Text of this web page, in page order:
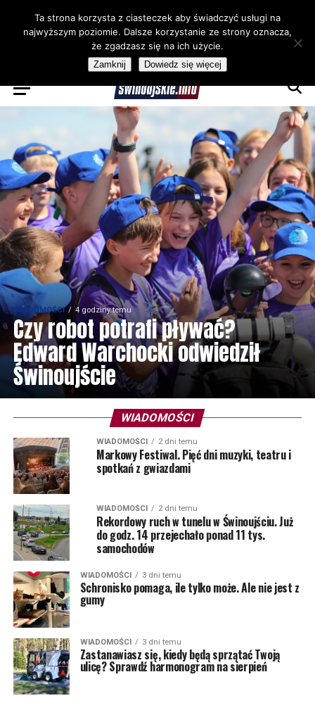
WIADOMOŚCI 4 godziny temu
Czy robot potrafi pływać?
Edward Warchocki odwiedził
Świnoujście
WIADOMOŚCI
WIADOMOŚCI 2 dni temu
Markowy Festiwal. Pięć dni muzyki, teatru i
spotkań z gwiazdami
WIADOMOŚCI 2 dni temu
Rekordowy ruch w tunelu w Świnoujściu. Już
do godz. 14 przejechało ponad 11 tys.
samochodów
WIADOMOŚCI 3 dni temu
Schronisko pomaga, ile tylko może. Ale nie jest z
gumy
WIADOMOŚCI 3 dni temu
Zastanawiasz się, kiedy będą sprzątać Twoją
ulicę? Sprawdź harmonogram na sierpień
Ta strona korzysta z ciasteczek aby świadczyć usługi na
najwyższym poziomie. Dalsze korzystanie ze strony oznacza,
że zgadzasz się na ich użycie.
Zamknij Dowiedz się więcej